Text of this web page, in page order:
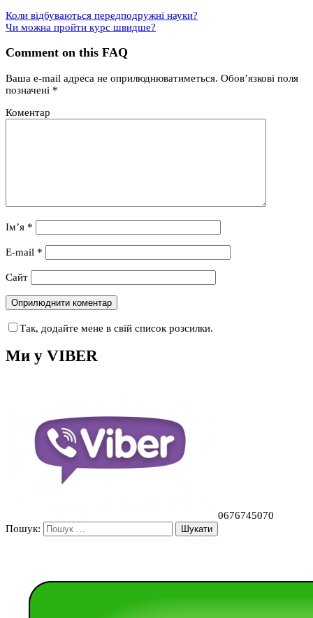
Коли відбуваються передподружні науки?
Чи можна пройти курс швидше?
Comment on this FAQ
Ваша e-mail адреса не оприлюднюватиметься. Обов’язкові поля
позначені *
Коментар
Ім’я *
E-mail *
Сайт
Так, додайте мене в свій список розсилки.
Ми у VIBER
0676745070
Пошук: